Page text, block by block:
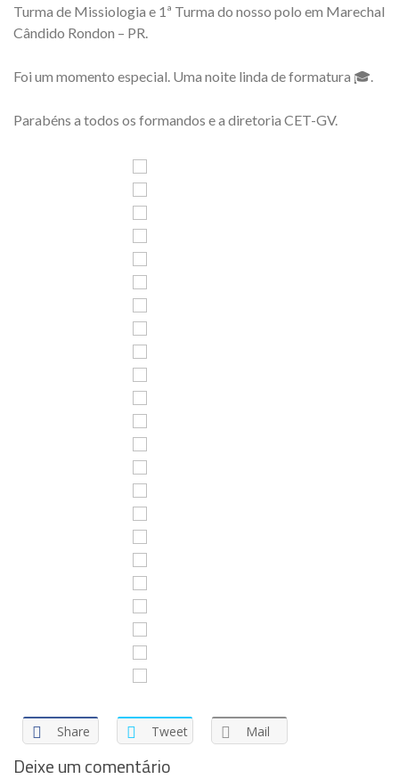
Turma de Missiologia e 1ª Turma do nosso polo em Marechal
Cândido Rondon – PR.
Foi um momento especial. Uma noite linda de formatura 🎓.
Parabéns a todos os formandos e a diretoria CET-GV.
Share Tweet Mail
Deixe um comentário